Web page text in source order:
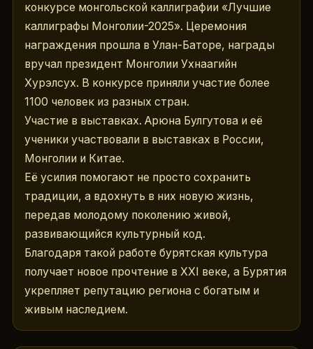
конкурсе монгольской каллиграфии «Лучшие
каллиграфы Монголии-2025». Церемония
награждения прошла в Улан-Баторе, награды
вручал президент Монголии Ухнаагийн
Хурэлсух. В конкурсе приняли участие более
1100 человек из разных стран.
Участие в выставках. Арюна Булгутова и её
ученики участвовали в выставках в России,
Монголии и Китае.
Её усилия помогают не просто сохранить
традиции, а вдохнуть в них новую жизнь,
передав молодому поколению живой,
развивающийся культурный код.
Благодаря такой работе бурятская культура
получает новое прочтение в XXI веке, а Бурятия
укрепляет репутацию региона с богатым и
живым наследием.